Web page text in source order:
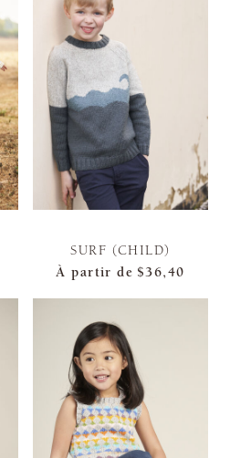
SURF (CHILD)
À partir de $36,40